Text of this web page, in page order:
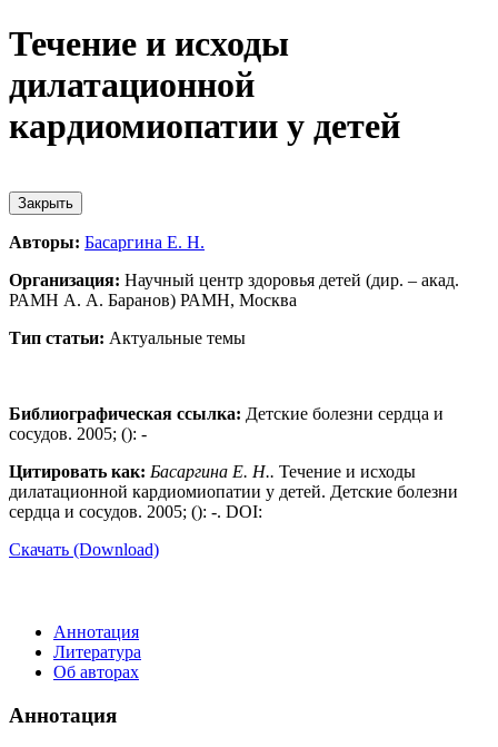
Течение и исходы
дилатационной
кардиомиопатии у детей
Закрыть
Авторы: Басаргина Е. Н.
Организация: Научный центр здоровья детей (дир. – акад.
РАМН А. А. Баранов) РАМН, Москва
Тип статьи: Актуальные темы
Библиографическая ссылка: Детские болезни сердца и
сосудов. 2005; (): -
Цитировать как: Басаргина Е. Н.. Течение и исходы
дилатационной кардиомиопатии у детей. Детские болезни
сердца и сосудов. 2005; (): -. DOI:
Скачать (Download)
Аннотация
Литература
Об авторах
Аннотация